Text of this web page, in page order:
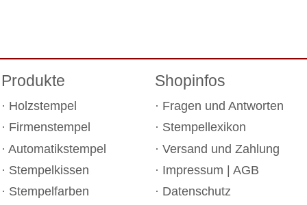
Produkte
Holzstempel
Firmenstempel
Automatikstempel
Stempelkissen
Stempelfarben
Shopinfos
Fragen und Antworten
Stempellexikon
Versand und Zahlung
Impressum | AGB
Datenschutz